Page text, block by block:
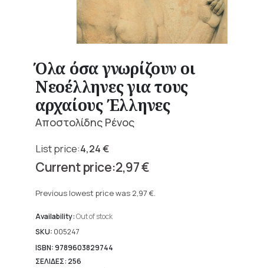
Όλα όσα γνωρίζουν οι
Νεοέλληνες για τους
αρχαίους Έλληνες
Αποστολίδης Ρένος
4,24€
Original
price
4,24 €.
2,97€
price
2,97 €.
Previous lowest price was 2,97 €.
Availability:Out of stock
SKU: 005247
ISBN: 9789603829744
ΣΕΛΙΔΕΣ: 256